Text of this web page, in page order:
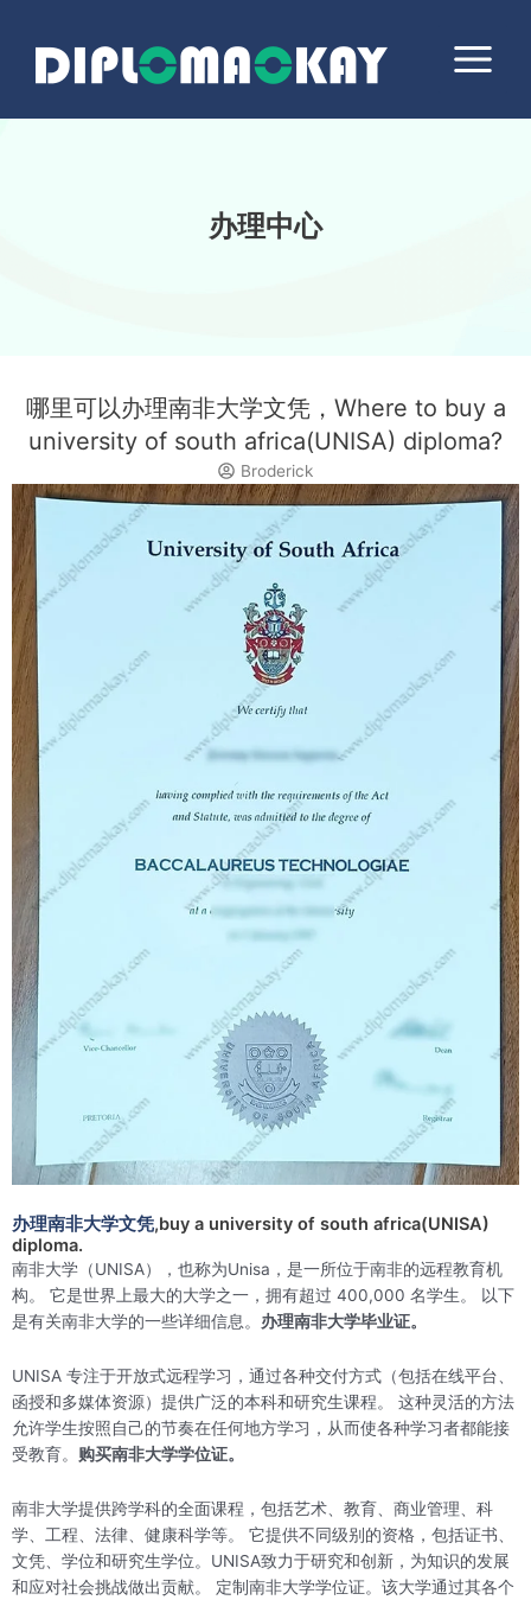
Menu
办理中心
哪里可以办理南非大学文凭，Where to buy a
university of south africa(UNISA) diploma?
Broderick
办理南非大学文凭,buy a university of south africa(UNISA)
diploma.
南非大学（UNISA），也称为Unisa，是一所位于南非的远程教育机
构。 它是世界上最大的大学之一，拥有超过 400,000 名学生。 以下
是有关南非大学的一些详细信息。 办理南非大学毕业证。
UNISA 专注于开放式远程学习，通过各种交付方式（包括在线平台、
函授和多媒体资源）提供广泛的本科和研究生课程。 这种灵活的方法
允许学生按照自己的节奏在任何地方学习，从而使各种学习者都能接
受教育。 购买南非大学学位证。
南非大学提供跨学科的全面课程，包括艺术、教育、商业管理、科
学、工程、法律、健康科学等。 它提供不同级别的资格，包括证书、
文凭、学位和研究生学位。UNISA致力于研究和创新，为知识的发展
和应对社会挑战做出贡献。 定制南非大学学位证。该大学通过其各个